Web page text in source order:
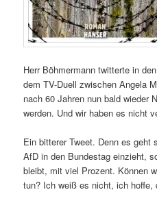
Herr Böhmermann twitterte in
dem TV-Duell zwischen Angela
nach 60 Jahren nun bald wieder
werden. Und wir haben es nicht
Ein bitterer Tweet. Denn es geht
AfD in den Bundestag einzieht,
bleibt, mit viel Prozent. Können
tun? Ich weiß es nicht, ich hoffe,